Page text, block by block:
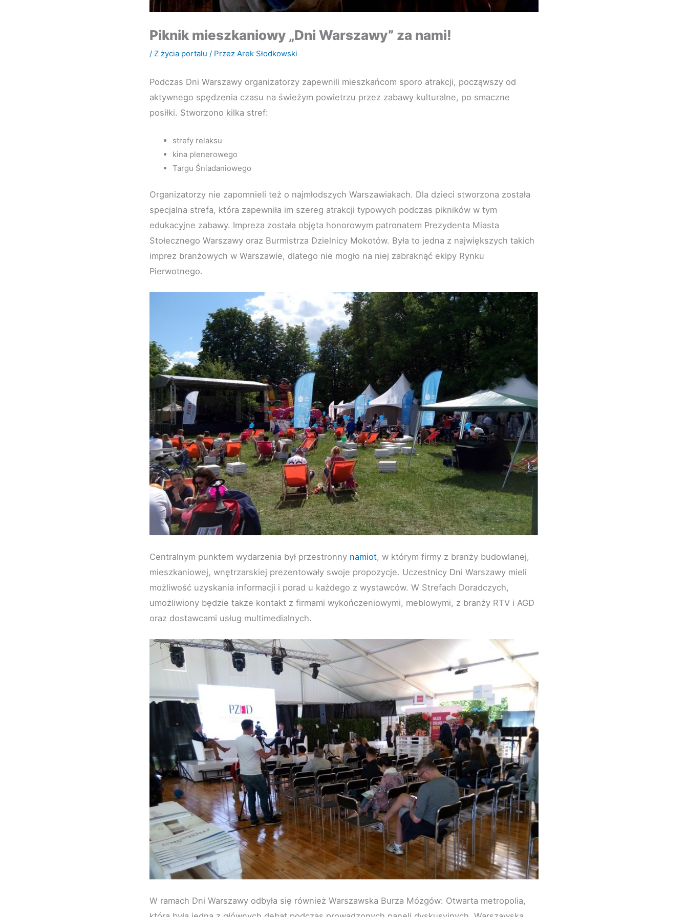
Piknik mieszkaniowy „Dni Warszawy” za nami!
/ Z życia portalu / Przez Arek Słodkowski
Podczas Dni Warszawy organizatorzy zapewnili mieszkańcom sporo atrakcji, począwszy od
aktywnego spędzenia czasu na świeżym powietrzu przez zabawy kulturalne, po smaczne
posiłki. Stworzono kilka stref:
strefy relaksu
kina plenerowego
Targu Śniadaniowego
Organizatorzy nie zapomnieli też o najmłodszych Warszawiakach. Dla dzieci stworzona została
specjalna strefa, która zapewniła im szereg atrakcji typowych podczas pikników w tym
edukacyjne zabawy. Impreza została objęta honorowym patronatem Prezydenta Miasta
Stołecznego Warszawy oraz Burmistrza Dzielnicy Mokotów. Była to jedna z największych takich
imprez branżowych w Warszawie, dlatego nie mogło na niej zabraknąć ekipy Rynku
Pierwotnego.
Centralnym punktem wydarzenia był przestronny namiot, w którym firmy z branży budowlanej,
mieszkaniowej, wnętrzarskiej prezentowały swoje propozycje. Uczestnicy Dni Warszawy mieli
możliwość uzyskania informacji i porad u każdego z wystawców. W Strefach Doradczych,
umożliwiony będzie także kontakt z firmami wykończeniowymi, meblowymi, z branży RTV i AGD
oraz dostawcami usług multimedialnych.
W ramach Dni Warszawy odbyła się również Warszawska Burza Mózgów: Otwarta metropolia,